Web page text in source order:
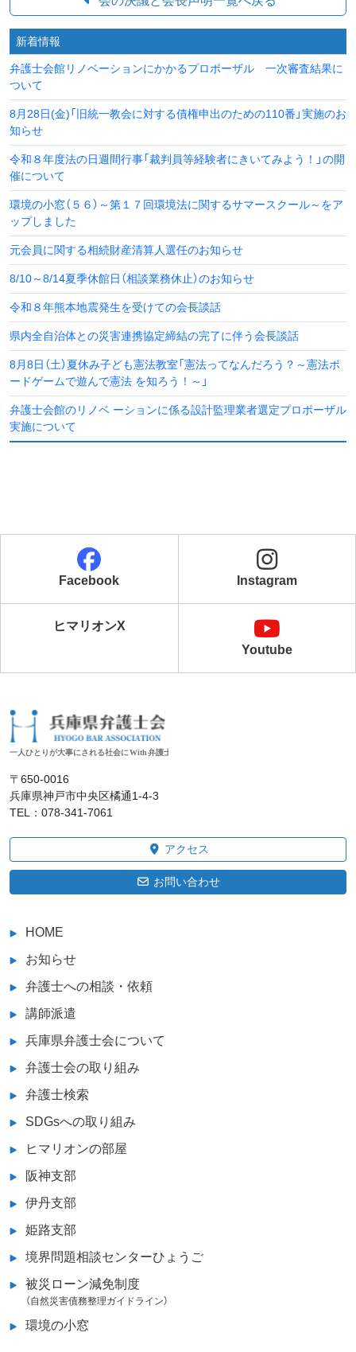
新着情報
弁護士会館リノベーションにかかるプロポーザル 一次審査結果に
ついて
8月28日(金)「旧統一教会に対する債権申出のための110番」実施のお
知らせ
令和８年度法の日週間行事「裁判員等経験者にきいてみよう！」の開
催について
環境の小窓（５６）～第１７回環境法に関するサマースクール～をア
ップしました
元会員に関する相続財産清算人選任のお知らせ
8/10～8/14夏季休館日（相談業務休止）のお知らせ
令和８年熊本地震発生を受けての会長談話
県内全自治体との災害連携協定締結の完了に伴う会長談話
8月8日（土）夏休み子ども憲法教室「憲法ってなんだろう？～憲法ボ
ードゲームで遊んで憲法 を知ろう！～」
弁護士会館のリノベ ーションに係る設計監理業者選定プロポーザル
実施について
Facebook Instagram
ヒマリオンX
Youtube
〒650‐0016
兵庫県神戸市中央区橘通1-4-3
TEL：078-341-7061
アクセス
お問い合わせ
HOME
お知らせ
弁護士への相談・依頼
講師派遣
兵庫県弁護士会について
弁護士会の取り組み
弁護士検索
SDGsへの取り組み
ヒマリオンの部屋
阪神支部
伊丹支部
姫路支部
境界問題相談センターひょうご
被災ローン減免制度
（自然災害債務整理ガイドライン）
環境の小窓